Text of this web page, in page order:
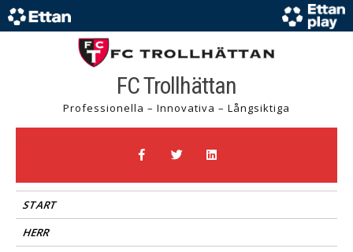
FC Trollhättan
Professionella – Innovativa – Långsiktiga
START
HERR